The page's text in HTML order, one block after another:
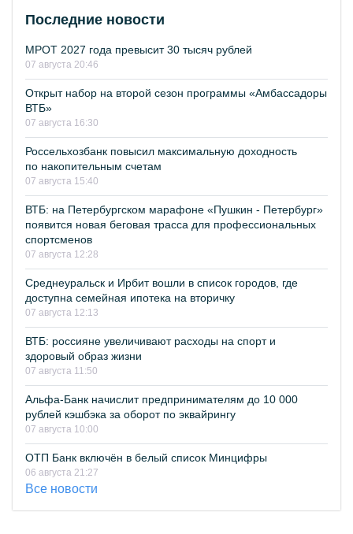
Последние новости
МРОТ 2027 года превысит 30 тысяч рублей
07 августа 20:46
Открыт набор на второй сезон программы «Амбассадоры
ВТБ»
07 августа 16:30
Россельхозбанк повысил максимальную доходность
по накопительным счетам
07 августа 15:40
ВТБ: на Петербургском марафоне «Пушкин - Петербург»
появится новая беговая трасса для профессиональных
спортсменов
07 августа 12:28
Среднеуральск и Ирбит вошли в список городов, где
доступна семейная ипотека на вторичку
07 августа 12:13
ВТБ: россияне увеличивают расходы на спорт и
здоровый образ жизни
07 августа 11:50
Альфа-Банк начислит предпринимателям до 10 000
рублей кэшбэка за оборот по эквайрингу
07 августа 10:00
ОТП Банк включён в белый список Минцифры
06 августа 21:27
Все новости